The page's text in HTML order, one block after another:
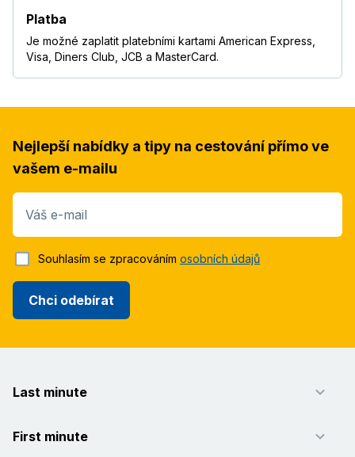
Platba
Je možné zaplatit platebními kartami American Express,
Visa, Diners Club, JCB a MasterCard.
Nejlepší nabídky a tipy na cestování přímo ve
vašem e-mailu
Váš e-mail
Chci odebírat
Souhlasím se zpracováním osobních údajů
Last minute
First minute